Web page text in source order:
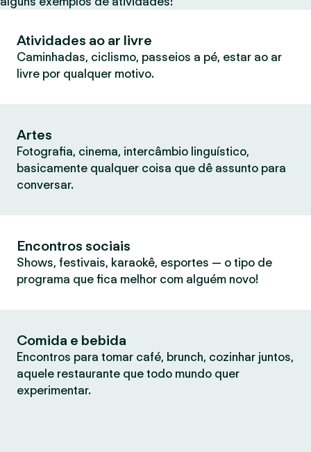
Atividades ao ar livre
Caminhadas, ciclismo, passeios a pé, estar ao ar
livre por qualquer motivo.
Artes
Fotografia, cinema, intercâmbio linguístico,
basicamente qualquer coisa que dê assunto para
conversar.
Encontros sociais
Shows, festivais, karaokê, esportes — o tipo de
programa que fica melhor com alguém novo!
Comida e bebida
Encontros para tomar café, brunch, cozinhar juntos,
aquele restaurante que todo mundo quer
experimentar.